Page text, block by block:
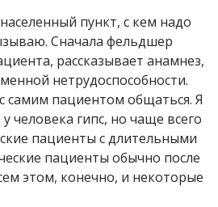
пункт, с кем надо
Сначала фельдшер
рассказывает анамнез,
нетрудоспособности.
самим пациентом общаться. Я
человека гипс, но чаще всего
пациенты с длительными
пациенты обычно после
этом, конечно, и некоторые